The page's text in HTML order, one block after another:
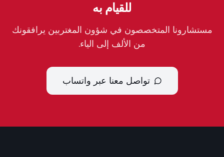
للقيام به
مستشارونا المتخصصون في شؤون المغتربين يرافقونك
من الألف إلى الياء.
تواصل معنا عبر واتساب